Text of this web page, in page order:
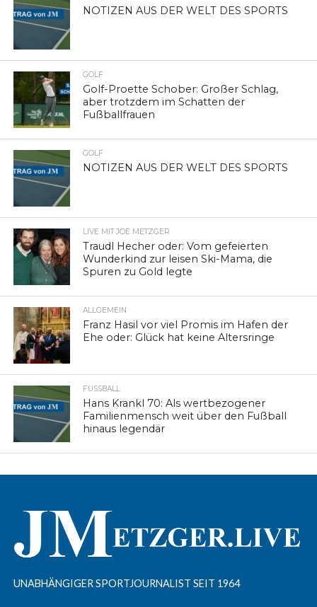
NOTIZEN AUS DER WELT DES SPORTS
GOLF
Golf-Proette Schober: Großer Schlag,
aber trotzdem im Schatten der
Fußballfrauen
GOLF
NOTIZEN AUS DER WELT DES SPORTS
LIVE MIT JOE METZGER
Traudl Hecher oder: Vom gefeierten
Wunderkind zur leisen Ski-Mama, die
Spuren zu Gold legte
ALLGEMEIN
Franz Hasil vor viel Promis im Hafen der
Ehe oder: Glück hat keine Altersringe
FUSSBALL
Hans Krankl 70: Als wertbezogener
Familienmensch weit über den Fußball
hinaus legendär
UNABHÄNGIGER SPORTJOURNALIST SEIT 1964